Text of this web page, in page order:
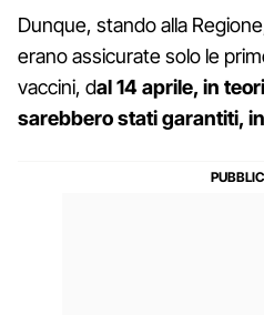
Dunque, stando alla
erano assicurate solo le
vaccini, dal 14 aprile, in
sarebbero stati garantiti,